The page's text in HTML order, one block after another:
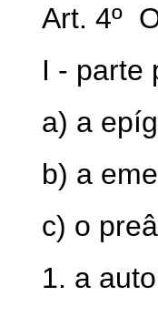
Art. 4º
I - parte
a) a
b) a
c) o
1. a